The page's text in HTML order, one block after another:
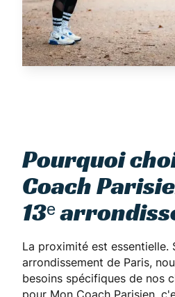
Pourquoi
Coach
13ᵉ
La proximité est essentielle.
arrondissement de Paris,
besoins spécifiques de nos